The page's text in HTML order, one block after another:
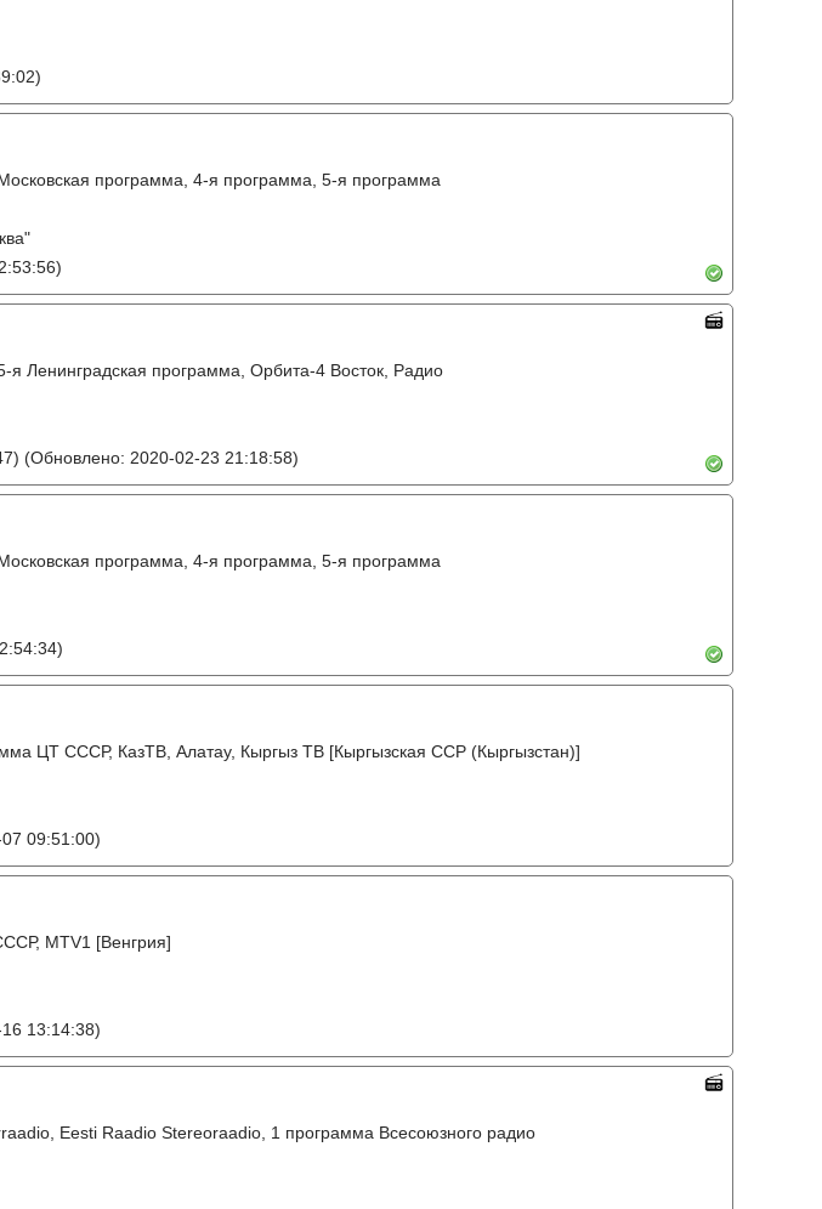
программа, 4-я программа, 5-я программа
Ленинградская программа, Орбита-4 Восток, Радио
(Обновлено: 2020-02-23 21:18:58)
программа, 4-я программа, 5-я программа
ЦТ СССР, КазТВ, Алатау, Кыргыз ТВ [Кыргызская ССР (Кыргызстан)]
09:51:00)
MTV1 [Венгрия]
13:14:38)
Eesti Raadio Stereoraadio, 1 программа Всесоюзного радио